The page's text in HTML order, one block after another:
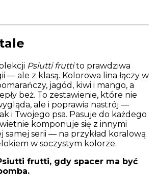
Psiutti fruttito prawdziwa
— ale z klasą. Kolorowa lina łączy w
jagód, kiwi i mango, a
beż. To zestawienie, które nie
ale i poprawia nastrój —
i Twojego psa. Pasuje do każdego
komponuje się z innymi
samej serii — na przykład koralową
w soczystym kolorze.
frutti, gdy spacer ma być